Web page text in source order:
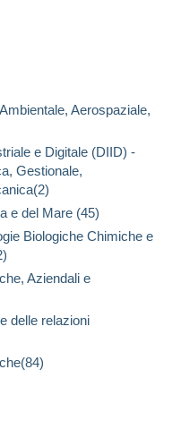
Aerospaziale,
e Digitale (DIID) -
Gestionale,
e del Mare (45)
Biologiche Chimiche e
Aziendali e
delle relazioni